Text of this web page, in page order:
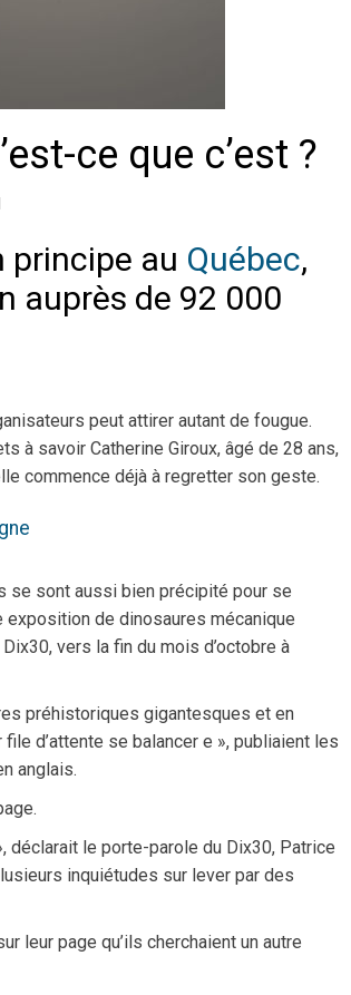
ce que c’est ?
principe au Québec,
auprès de 92 000
peut attirer autant de fougue.
à savoir Catherine Giroux, âgé de 28 ans,
commence déjà à regretter son geste.
se sont aussi bien précipité pour se
de dinosaures mécanique
vers la fin du mois d’octobre à
préhistoriques gigantesques et en
d’attente se balancer e », publiaient les
anglais.
déclarait le porte-parole du Dix30, Patrice
inquiétudes sur lever par des
leur page qu’ils cherchaient un autre